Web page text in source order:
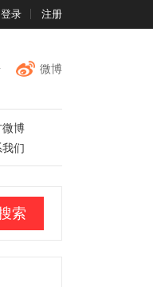
登录 注册
微博
博
们